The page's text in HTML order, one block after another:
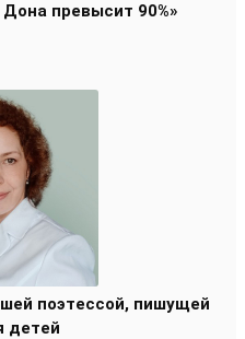
превысит 90%»
поэтессой, пишущей
детей